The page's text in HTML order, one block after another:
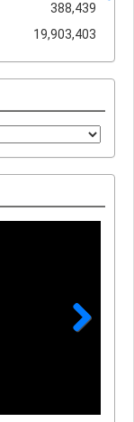
388,439
19,903,403
Sau